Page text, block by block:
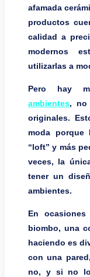
afamada
productos
calidad a
modernos
utilizarlas a
Pero hay
ambientes, no
originales.
moda
“loft” y más
veces, la
tener un
ambientes.
En
biombo, una
haciendo es
con una
no, y si no lo